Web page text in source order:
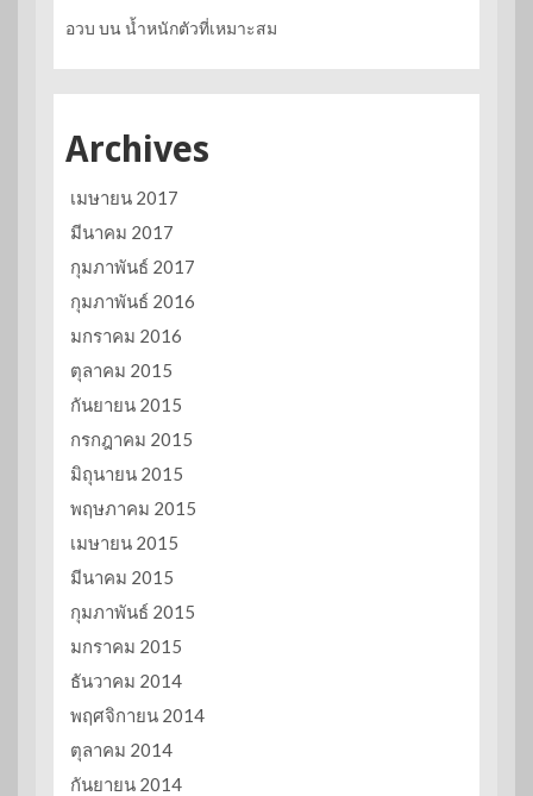
อวบ บน น้ำหนักตัวที่เหมาะสม
Archives
เมษายน 2017
มีนาคม 2017
กุมภาพันธ์ 2017
กุมภาพันธ์ 2016
มกราคม 2016
ตุลาคม 2015
กันยายน 2015
กรกฎาคม 2015
มิถุนายน 2015
พฤษภาคม 2015
เมษายน 2015
มีนาคม 2015
กุมภาพันธ์ 2015
มกราคม 2015
ธันวาคม 2014
พฤศจิกายน 2014
ตุลาคม 2014
กันยายน 2014